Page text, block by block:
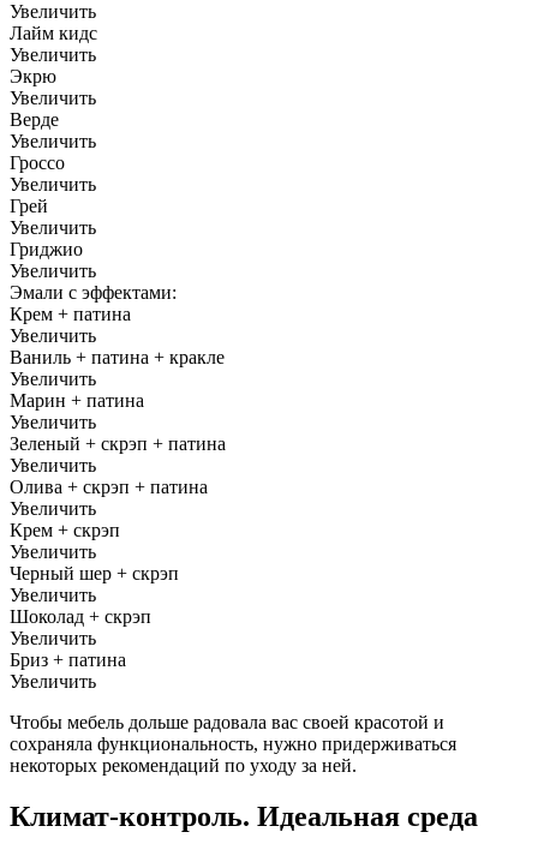
Увеличить
Лайм кидс
Увеличить
Экрю
Увеличить
Верде
Увеличить
Гроссо
Увеличить
Грей
Увеличить
Гриджио
Увеличить
Эмали с эффектами:
Крем + патина
Увеличить
Ваниль + патина + кракле
Увеличить
Марин + патина
Увеличить
Зеленый + скрэп + патина
Увеличить
Олива + скрэп + патина
Увеличить
Крем + скрэп
Увеличить
Черный шер + скрэп
Увеличить
Шоколад + скрэп
Увеличить
Бриз + патина
Увеличить
Чтобы мебель дольше радовала вас своей красотой и
сохраняла функциональность, нужно придерживаться
некоторых рекомендаций по уходу за ней.
Климат-контроль. Идеальная среда